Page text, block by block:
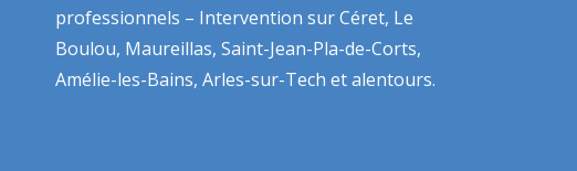
professionnels – Intervention sur Céret, Le
Boulou, Maureillas, Saint-Jean-Pla-de-Corts,
Amélie-les-Bains, Arles-sur-Tech et alentours.